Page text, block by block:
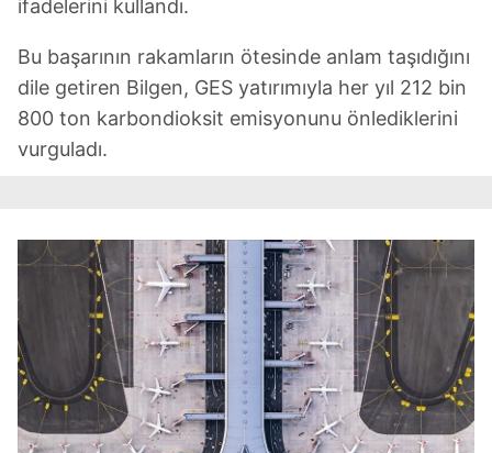
ifadelerini kullandı.
Bu başarının rakamların ötesinde anlam taşıdığını
dile getiren Bilgen, GES yatırımıyla her yıl 212 bin
800 ton karbondioksit emisyonunu önlediklerini
vurguladı.